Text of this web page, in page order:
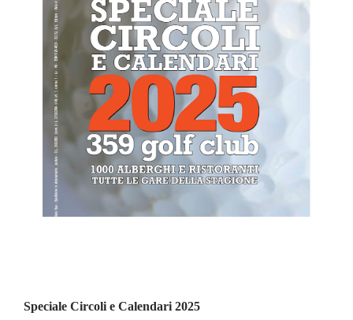
Speciale Circoli e Calendari 2025